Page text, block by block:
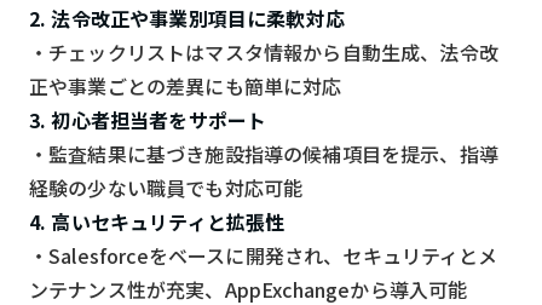
2. 法令改正や事業別項目に柔軟対応
・チェックリストはマスタ情報から自動生成、法令改
正や事業ごとの差異にも簡単に対応
3. 初心者担当者をサポート
・監査結果に基づき施設指導の候補項目を提示、指導
経験の少ない職員でも対応可能
4. 高いセキュリティと拡張性
・Salesforceをベースに開発され、セキュリティとメ
ンテナンス性が充実、AppExchangeから導入可能